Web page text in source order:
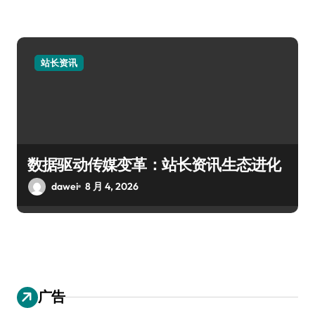
站长资讯
数据驱动传媒变革：站长资讯生态进化
dawei 8 月 4, 2026
广告